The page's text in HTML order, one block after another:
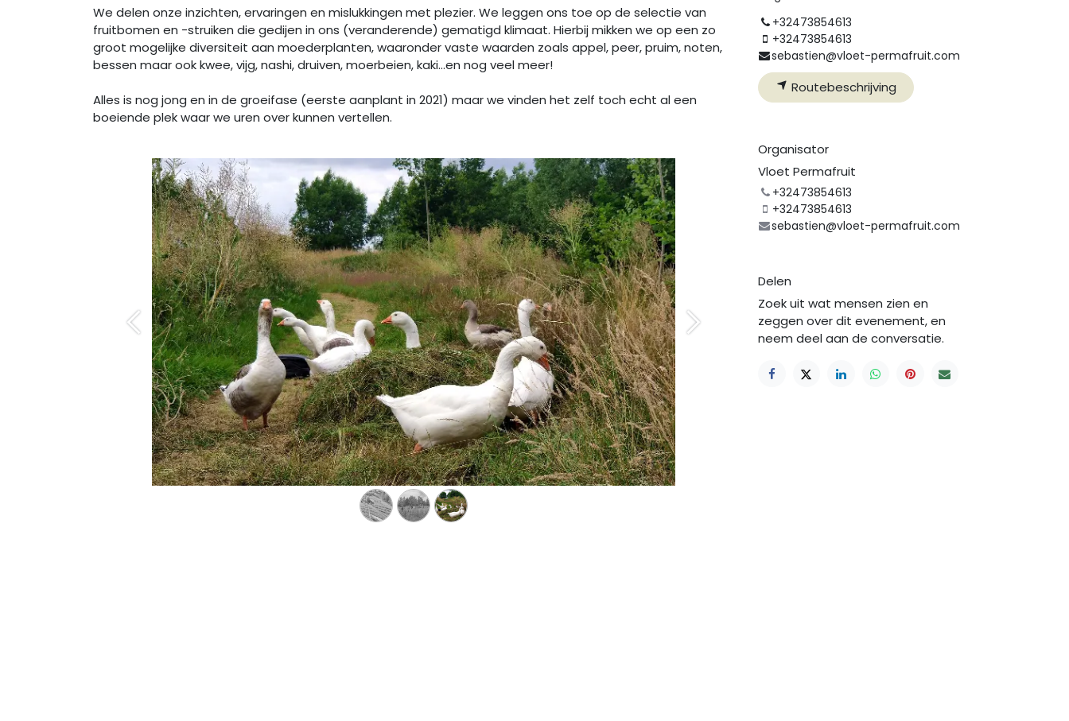
We delen onze inzichten, ervaringen en mislukkingen met plezier. We leggen ons toe op de selectie van
fruitbomen en -struiken die gedijen in ons (veranderende) gematigd klimaat. Hierbij mikken we op een zo
groot mogelijke diversiteit aan moederplanten, waaronder vaste waarden zoals appel, peer, pruim, noten,
bessen maar ook kwee, vijg, nashi, druiven, moerbeien, kaki...en nog veel meer!
Alles is nog jong en in de groeifase (eerste aanplant in 2021) maar we vinden het zelf toch echt al een
boeiende plek waar we uren over kunnen vertellen.
Vorige Volgende
+32473854613
+32473854613
sebastien@vloet-permafruit.com
Routebeschrijving
Organisator
Vloet Permafruit
+32473854613
+32473854613
sebastien@vloet-permafruit.com
Delen
Zoek uit wat mensen zien en
zeggen over dit evenement, en
neem deel aan de conversatie.